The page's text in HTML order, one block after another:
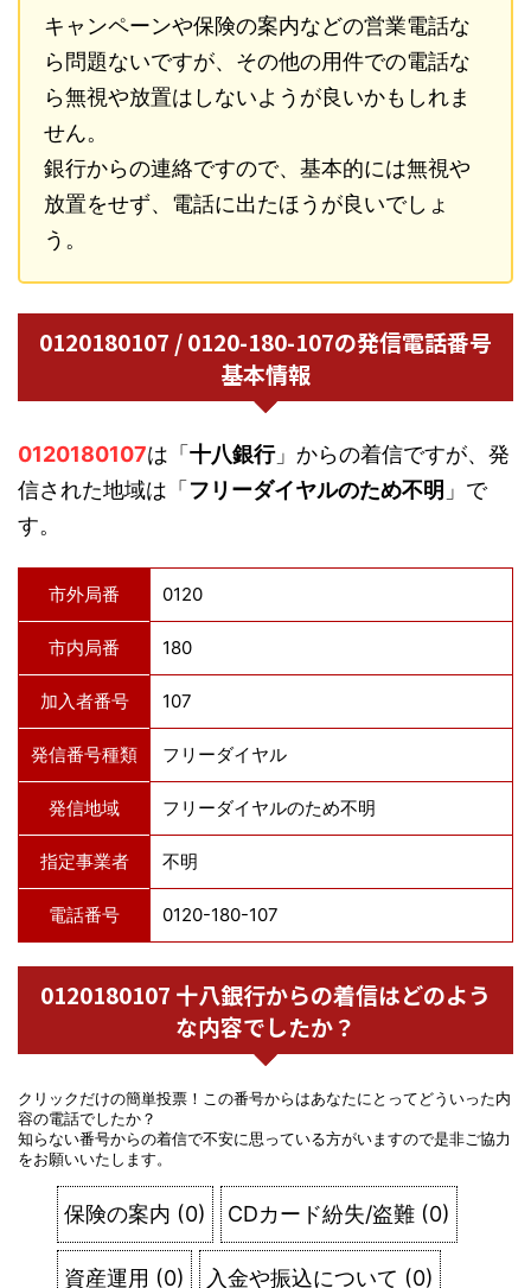
キャンペーンや保険の案内などの営業電話な
ら問題ないですが、その他の用件での電話な
ら無視や放置はしないようが良いかもしれま
せん。
銀行からの連絡ですので、基本的には無視や
放置をせず、電話に出たほうが良いでしょ
う。
0120180107 / 0120-180-107の発信電話番号
基本情報
0120180107は「 十八銀行」からの着信ですが、発
信された地域は「 フリーダイヤルのため不明 」で
す。
市外局番 0120
市内局番 180
加入者番号 107
発信番号種類 フリーダイヤル
発信地域 フリーダイヤルのため不明
指定事業者 不明
電話番号 0120-180-107
0120180107 十八銀行からの着信はどのよう
な内容でしたか？
クリックだけの簡単投票！この番号からはあなたにとってどういった内
容の電話でしたか？
知らない番号からの着信で不安に思っている方がいますので是非ご協力
をお願いいたします。
保険の案内 (0) CDカード紛失/盗難 (0)
資産運用 (0) 入金や振込について (0)